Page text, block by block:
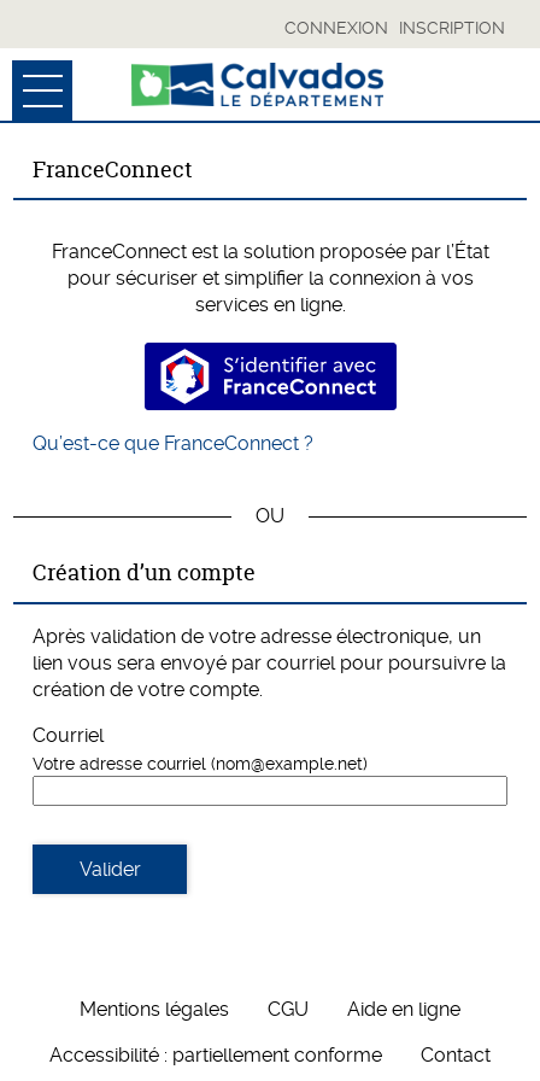
CONNEXION INSCRIPTION
Ouvrir le menu
SUIVI DE MES DÉMARCHES
MON COMPTE
ESPACE COLLECTIVITÉS
FranceConnect
FranceConnect est la solution proposée par l’État
pour sécuriser et simplifier la connexion à vos
services en ligne.
S’identifier avec
Qu’est-ce que FranceConnect ?
Création d’un compte
Après validation de votre adresse électronique, un
lien vous sera envoyé par courriel pour poursuivre la
création de votre compte.
Courriel
Votre adresse courriel (nom@example.net)
Valider
Mentions légales CGU
Aide en ligne
Accessibilité : partiellement conforme
Contact